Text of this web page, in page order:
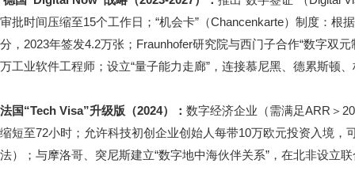
审批时间压缩至15个工作日；“机会卡”（Chancenkarte）制度：
分，2023年签发4.2万张；Fraunhofer研究院与西门子合作“数字双
万工业软件工程师；设立“量子能力走廊”，连接慕尼黑、德累斯顿
法国“Tech Visa”升级版（2024）： 数字经济企业（需满足ARR＞
缩短至72小时；允许科技初创企业创始人每带10万欧元投资入境，
法）；与摩洛哥、突尼斯建立“数字地中海伙伴关系”，在北非设立